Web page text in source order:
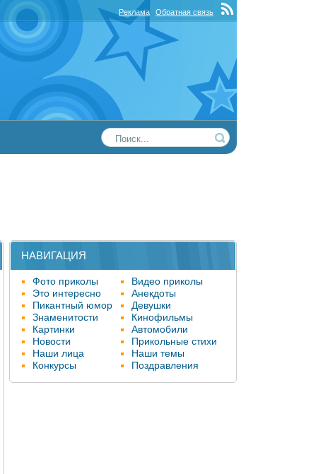
НАВИГАЦИЯ
Фото приколы
Видео приколы
Это интересно
Анекдоты
Пикантный юмор
Девушки
Знаменитости
Кинофильмы
Картинки
Автомобили
Новости
Прикольные стихи
Наши лица
Наши темы
Конкурсы
Поздравления
Реклама Обратная связь